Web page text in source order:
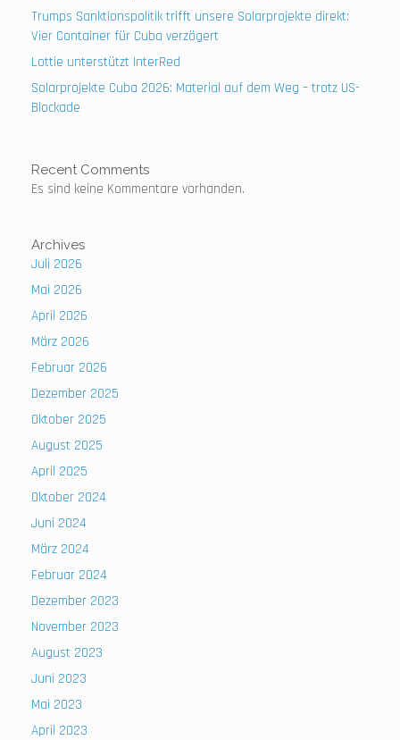
Trumps Sanktionspolitik trifft unsere Solarprojekte direkt:
Vier Container für Cuba verzögert
Lottie unterstützt InterRed
Solarprojekte Cuba 2026: Material auf dem Weg – trotz US-
Blockade
Recent Comments
Es sind keine Kommentare vorhanden.
Archives
Juli 2026
Mai 2026
April 2026
März 2026
Februar 2026
Dezember 2025
Oktober 2025
August 2025
April 2025
Oktober 2024
Juni 2024
März 2024
Februar 2024
Dezember 2023
November 2023
August 2023
Juni 2023
Mai 2023
April 2023